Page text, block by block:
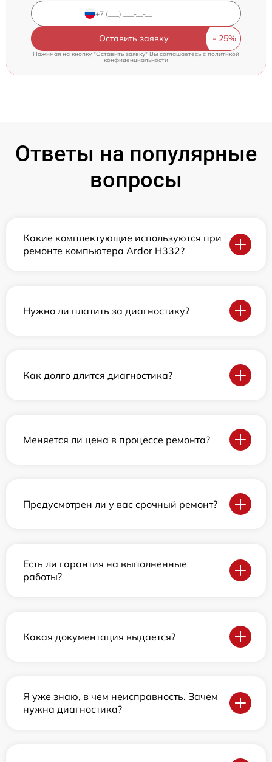
Оставить заявку
Нажимая на кнопку "Оставить заявку" Вы соглашаетесь cполитикой
конфиденциальности
Ответы на популярные
вопросы
Какие комплектующие используются при
ремонте компьютера Ardor H332?
Нужно ли платить за диагностику?
Как долго длится диагностика?
Меняется ли цена в процессе ремонта?
Предусмотрен ли у вас срочный ремонт?
Есть ли гарантия на выполненные
работы?
Какая документация выдается?
Я уже знаю, в чем неисправность. Зачем
нужна диагностика?